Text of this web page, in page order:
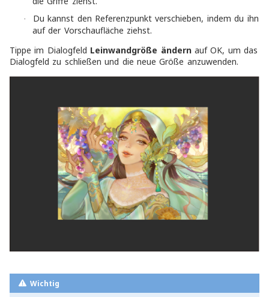
·
Du kannst den Referenzpunkt verschieben, indem du ihn
auf der Vorschaufläche ziehst.
Tippe im Dialogfeld Leinwandgröße ändernauf OK, um das
Dialogfeld zu schließen und die neue Größe anzuwenden.
Wichtig